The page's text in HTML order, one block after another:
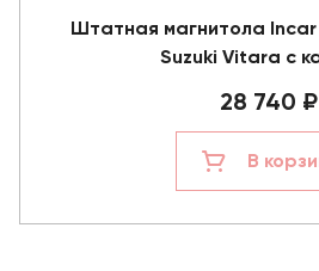
Штатная магнитола Incar
Suzuki Vitara с
28 740 ₽
В